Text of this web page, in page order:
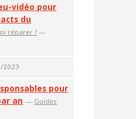
vidéo pour
du
réparer ?—
pour
an — Guides